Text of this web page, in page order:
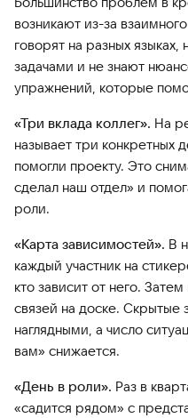
возникают из-за
говорят на разных
задачами и не знают
упражнений, которые
«Три вклада коллег». На
называет три конкретных
помогли проекту. Это
сделал наш отдел» и
роли.
«Карта зависимостей». В
каждый участник на
кто зависит от него.
связей на доске. Скрытые
наглядными, а число
вам» снижается.
«День в роли». Раз в
«садится рядом» с